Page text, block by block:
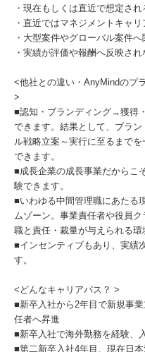
・現在もしくは直近で想定さ
・直近ではマネジメントキャリ
・大型案件やグローバル案件
・実績が評価や報酬へ反映され
<他社との違い・AnyMindのプ
>
■認知・ブランディング→獲得
できます。結果として、ブラ
ル戦略立案～実行に至るまで
できます。
■成長企業の成長事業だからこ
験できます。
■いわゆる中間管理職にあたる
ムゾーン。事業責任者や役員
職と責任・裁量が与えられる環
■インセンティブもあり、実績
す。
<どんなキャリアパス？ >
■新卒入社から2年目で新規事
任者へ昇進
■新卒入社で海外勤務を経験、
■第二新卒入社4年目、現在日